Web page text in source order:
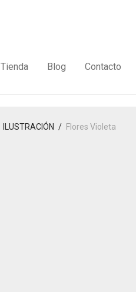
Tienda Blog Contacto
ILUSTRACIÓN / Flores Violeta